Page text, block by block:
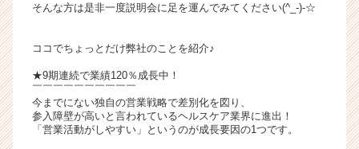
（C
e
r
a
r
そんな方は是非一度説明会に足を運んでみてください(^_-)-☆
ココでちょっとだけ弊社のことを紹介♪
★9期連続で業績120％成長中！
￣￣￣￣￣￣￣￣￣￣
今までにない独自の営業戦略で差別化を図り、
参入障壁が高いと言われているヘルスケア業界に進出！
「営業活動がしやすい」というのが成長要因の1つです。